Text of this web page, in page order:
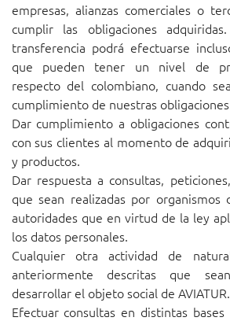
empresas, alianzas comerciales o
cumplir las obligaciones
transferencia podrá efectuarse
que pueden tener un nivel de
respecto del colombiano, cuando
cumplimiento de nuestras
Dar cumplimiento a obligaciones
con sus clientes al momento de
y productos.
Dar respuesta a consultas,
que sean realizadas por
autoridades que en virtud de la ley
los datos personales.
Cualquier otra actividad de
anteriormente descritas que
desarrollar el objeto social de AVIATUR.
Efectuar consultas en distintas